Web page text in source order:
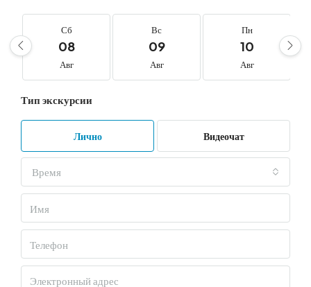
Сб
08
Авг
Вс
09
Авг
Пн
10
Авг
Тип экскурсии
Лично Видеочат
Время